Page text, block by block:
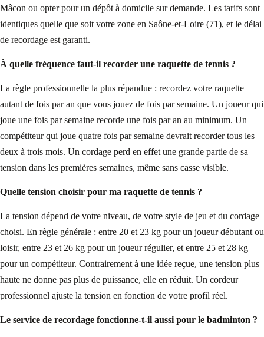
Mâcon ou opter pour un dépôt à domicile sur demande. Les tarifs sont
identiques quelle que soit votre zone en Saône-et-Loire (71), et le délai
de recordage est garanti.
À quelle fréquence faut-il recorder une raquette de tennis ?
La règle professionnelle la plus répandue : recordez votre raquette
autant de fois par an que vous jouez de fois par semaine. Un joueur qui
joue une fois par semaine recorde une fois par an au minimum. Un
compétiteur qui joue quatre fois par semaine devrait recorder tous les
deux à trois mois. Un cordage perd en effet une grande partie de sa
tension dans les premières semaines, même sans casse visible.
Quelle tension choisir pour ma raquette de tennis ?
La tension dépend de votre niveau, de votre style de jeu et du cordage
choisi. En règle générale : entre 20 et 23 kg pour un joueur débutant ou
loisir, entre 23 et 26 kg pour un joueur régulier, et entre 25 et 28 kg
pour un compétiteur. Contrairement à une idée reçue, une tension plus
haute ne donne pas plus de puissance, elle en réduit. Un cordeur
professionnel ajuste la tension en fonction de votre profil réel.
Le service de recordage fonctionne-t-il aussi pour le badminton ?